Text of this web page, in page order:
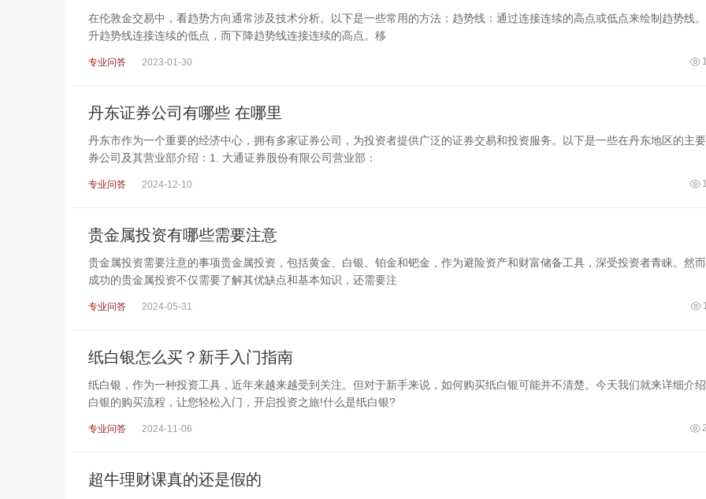
在伦敦金交易中，看趋势方向通常涉及技术分析。以下是一些常用的方法：趋势线：通过连接连续的高点或低点来绘制趋势线
升趋势线连接连续的低点，而下降趋势线连接连续的高点。移
专业问答 2023-01-30
丹东证券公司有哪些 在哪里
丹东市作为一个重要的经济中心，拥有多家证券公司，为投资者提供广泛的证券交易和投资服务。以下是一些在丹东地区的主
券公司及其营业部介绍：1. 大通证券股份有限公司营业部：
专业问答 2024-12-10
贵金属投资有哪些需要注意
贵金属投资需要注意的事项贵金属投资，包括黄金、白银、铂金和钯金，作为避险资产和财富储备工具，深受投资者青睐。然
成功的贵金属投资不仅需要了解其优缺点和基本知识，还需要注
专业问答 2024-05-31
纸白银怎么买？新手入门指南
纸白银，作为一种投资工具，近年来越来越受到关注。但对于新手来说，如何购买纸白银可能并不清楚。今天我们就来详细介
白银的购买流程，让您轻松入门，开启投资之旅!什么是纸白银?
专业问答 2024-11-06
超牛理财课真的还是假的